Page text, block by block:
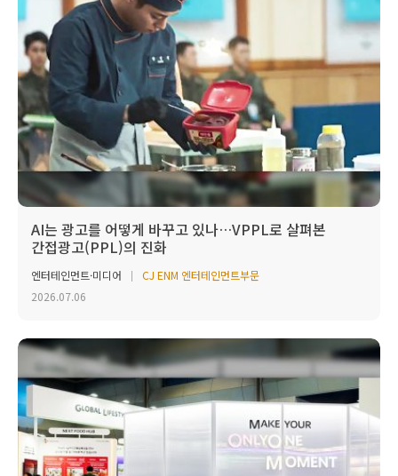
AI는 광고를 어떻게 바꾸고 있나…VPPL로 살펴본
간접광고(PPL)의 진화
엔터테인먼트·미디어
CJ ENM 엔터테인먼트부문
2026.07.06